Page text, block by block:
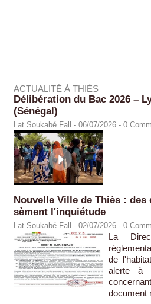
ACTUALITÉ À THIÈS
Délibération du Bac 2026 –
(Sénégal)
Lat Soukabé Fall - 06/07/2026 - 0
Nouvelle Ville de Thiès :
sèment l'inquiétude
Lat Soukabé Fall - 02/07/2026 - 0
La
de
alerte à
document